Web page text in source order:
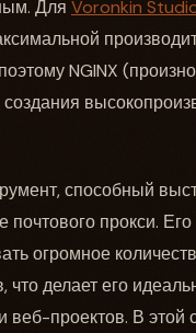
Для Voronkin
NGINX
способный
прокси.
огромное
делает его
веб-проектов. В этой